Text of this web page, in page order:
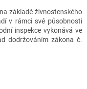
základě živnostenského
v rámci své působnosti
inspekce vykonává ve
dodržováním zákona č.